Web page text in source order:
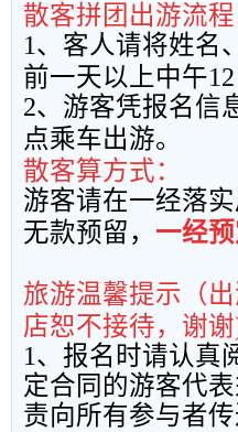
散客拼团出游流程
1、客人请将姓名
前一天以上中午12
2、游客凭报名信
点乘车出游。
散客算方式：
游客请在一经落
无款预留， 一经
旅游温馨提示（
店恕不接待，谢谢
1、报名时请认真
定合同的游客代
责向所有参与者